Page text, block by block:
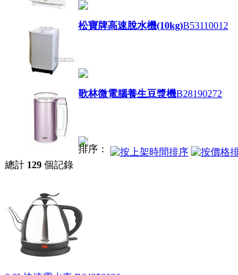
松寶牌高速脫水機(10kg)B53110012
歌林微電腦養生豆漿機B28190272
排序：
總計 129 個記錄